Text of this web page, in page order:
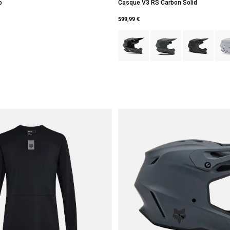
Casque V3 RS Carbon Solid
599,99 €
Product swatch type of Noir.